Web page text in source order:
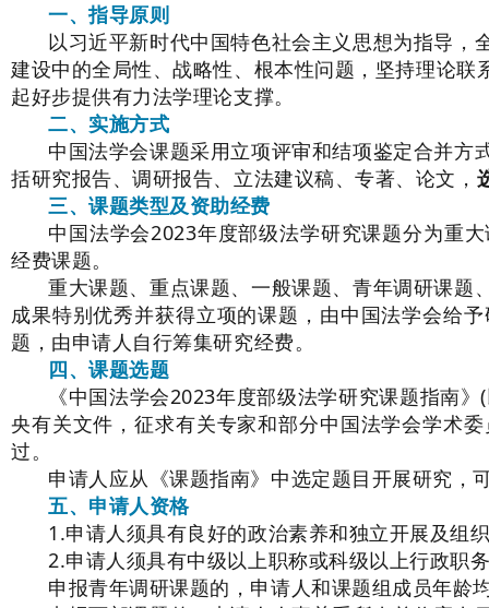
一、指导原则
以习近平新时代中国特色社会主义思想为指导
建设中的全局性、战略性、根本性问题，坚持理论
起好步提供有力法学理论支撑。
二、实施方式
中国法学会课题采用立项评审和结项鉴定合并
括研究报告、调研报告、立法建议稿、专著、论文，
三、课题类型及资助经费
中国法学会2023年度部级法学研究课题分为重
经费课题。
重大课题、重点课题、一般课题、青年调研课
成果特别优秀并获得立项的课题，由中国法学会给
题，由申请人自行筹集研究经费。
四、课题选题
《中国法学会2023年度部级法学研究课题指南
央有关文件，征求有关专家和部分中国法学会学术
过。
申请人应从《课题指南》中选定题目开展研究，
五、申请人资格
1.申请人须具有良好的政治素养和独立开展及组
2.申请人须具有中级以上职称或科级以上行政职
申报青年调研课题的，申请人和课题组成员年龄